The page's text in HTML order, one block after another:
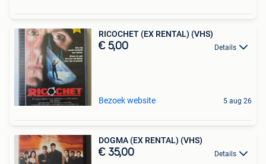
RICOCHET (EX RENTAL) (VHS)
€ 5,00 Details
Bezoek website 5 aug 26
DOGMA (EX RENTAL) (VHS)
€ 35,00 Details